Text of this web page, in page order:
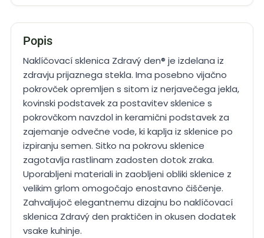
Popis
Naklíčovací sklenica Zdravý den® je izdelana iz
zdravju prijaznega stekla. Ima posebno vijačno
pokrovček opremljen s sitom iz nerjavečega jekla,
kovinski podstavek za postavitev sklenice s
pokrovčkom navzdol in keramični podstavek za
zajemanje odvečne vode, ki kaplja iz sklenice po
izpiranju semen. Sitko na pokrovu sklenice
zagotavlja rastlinam zadosten dotok zraka.
Uporabljeni materiali in zaobljeni obliki sklenice z
velikim grlom omogočajo enostavno čiščenje.
Zahvaljujoč elegantnemu dizajnu bo naklíčovací
sklenica Zdravý den praktičen in okusen dodatek
vsake kuhinje.